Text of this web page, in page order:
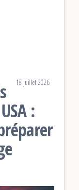
18 juillet 2026
: